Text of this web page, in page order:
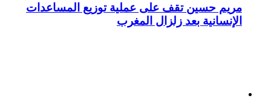
مريم حسين تقف على عملية توزيع المساعدات
الإنسانية بعد زلزال المغرب